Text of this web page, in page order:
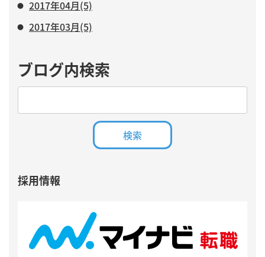
2017年04月(5)
2017年03月(5)
ブログ内検索
採用情報